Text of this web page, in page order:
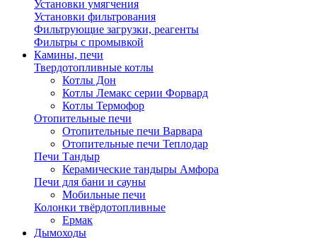
Установки умягчения
Установки фильтрования
Фильтрующие загрузки, реагенты
Фильтры с промывкой
Камины, печи
Твердотопливные котлы
Котлы Дон
Котлы Лемакс серии Форвард
Котлы Термофор
Отопительные печи
Отопительные печи Варвара
Отопительные печи Теплодар
Печи Тандыр
Керамические тандыры Амфора
Печи для бани и сауны
Мобильные печи
Колонки твёрдотопливные
Ермак
Дымоходы